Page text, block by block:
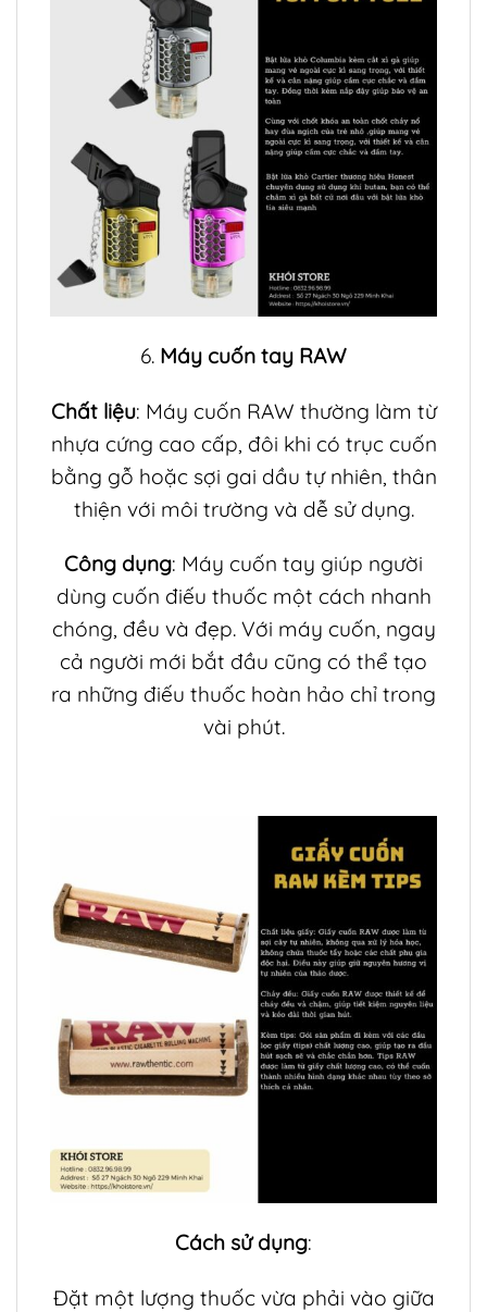
6. Máy cuốn tay RAW
Chất liệu: Máy cuốn RAW thường làm từ
nhựa cứng cao cấp, đôi khi có trục cuốn
bằng gỗ hoặc sợi gai dầu tự nhiên, thân
thiện với môi trường và dễ sử dụng.
Công dụng: Máy cuốn tay giúp người
dùng cuốn điếu thuốc một cách nhanh
chóng, đều và đẹp. Với máy cuốn, ngay
cả người mới bắt đầu cũng có thể tạo
ra những điếu thuốc hoàn hảo chỉ trong
vài phút.
Cách sử dụng:
Đặt một lượng thuốc vừa phải vào giữa